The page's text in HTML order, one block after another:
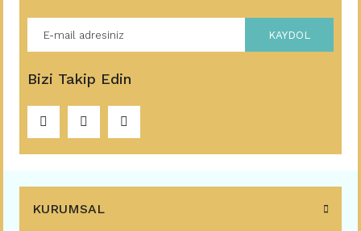
KAYDOL
Bizi Takip Edin
KURUMSAL